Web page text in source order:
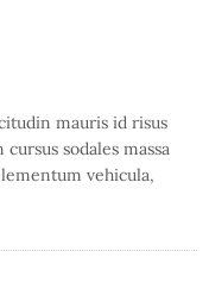
mauris id risus
sodales massa
vehicula,